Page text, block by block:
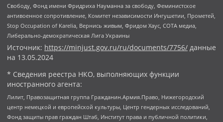
Свободу, Фонд имени Фридриха Науманна за свободу, Феминистское
антивоенное сопротивление, Комитет независимости Ингушетии, Прометей,
Stop Occupation of Karelia, Вернись живым, Фридом Хаус, СОТА медиа,
Либерально-демократическая Лига Украины
Источник: https://minjust.gov.ru/ru/documents/7756/ данные
на 13.05.2024
* Сведения реестра НКО, выполняющих функции
иностранного агента:
Лилит, Правозащитная группа Гражданин.Армия.Право, Нижегородский
центр немецкой и европейской культуры, Центр гендерных исследований,
Фонд защиты прав граждан Штаб, Институт права и публичной политики,